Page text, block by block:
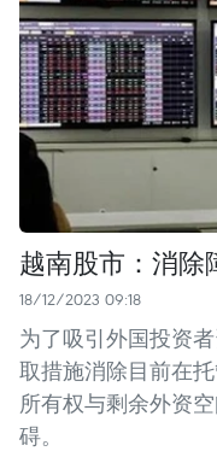
越南股市：消除
18/12/2023 09:18
为了吸引外国投资
取措施消除目前在
所有权与剩余外资
碍。